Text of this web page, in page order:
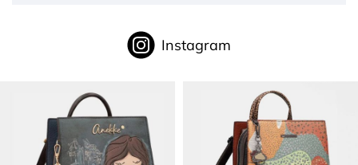
Instagram